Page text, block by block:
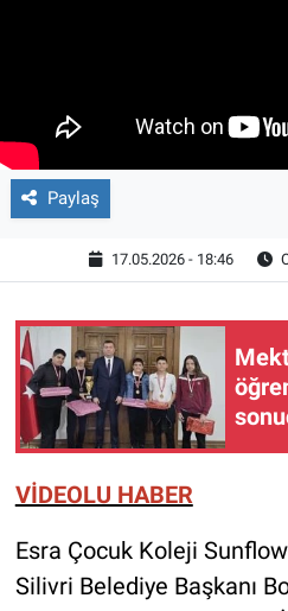
Paylaş
17.05.2026 - 18:46
VİDEOLU HABER
Esra Çocuk Koleji
Silivri Belediye Başkanı